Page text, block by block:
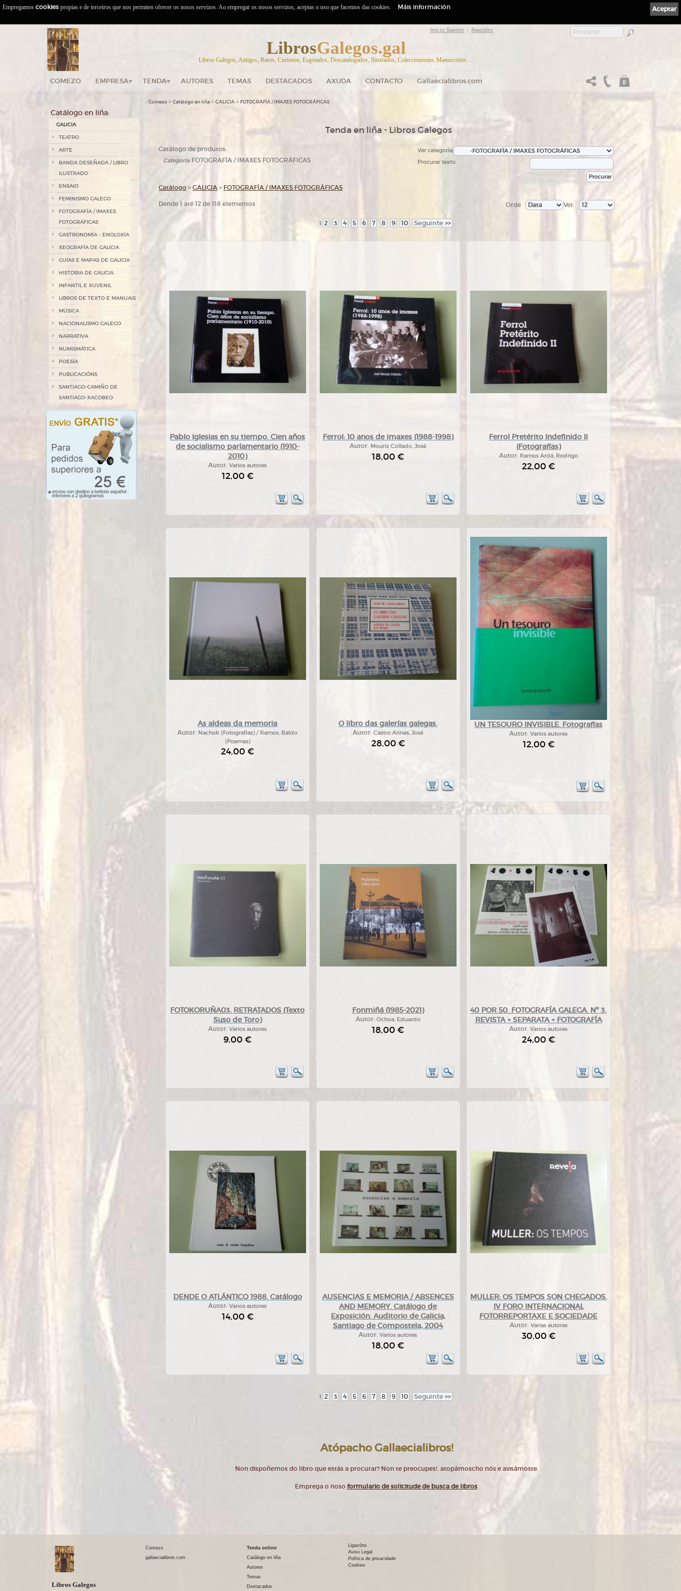
Inicio Sesión Rexistro
LibrosGalegos.gal
Libros Galegos, Antigos, Raros, Curiosos, Esgotados, Descatalogados, Ilustrados, Coleccionismo, Manuscritos, ...
COMEZO EMPRESA TENDA AUTORES TEMAS DESTACADOS AXUDA CONTACTO Gallaecialibros.com 0
Catálogo en liña:
GALICIA
TEATRO
ARTE
BANDA DESEÑADA / LIBRO
ILUSTRADO
ENSAIO
FEMINISMO GALEGO
FOTOGRAFÍA / IMAXES
FOTOGRÁFICAS
GASTRONOMÍA - ENOLOXÍA
XEOGRAFÍA DE GALICIA
GUÍAS E MAPAS DE GALICIA
HISTORIA DE GALICIA
INFANTIL E XUVENIL
LIBROS DE TEXTO E MANUAIS
MÚSICA
NACIONALISMO GALEGO
NARRATIVA
NUMISMÁTICA
POESÍA
PUBLICACIÓNS
SANTIAGO-CAMIÑO DE
SANTIAGO-XACOBEO
:: Comezo > Catálogo en liña > GALICIA > FOTOGRAFÍA / IMAXES FOTOGRÁFICAS
Tenda en liña - Libros Galegos
Catálogo de produtos:
Categoría:FOTOGRAFÍA / IMAXES FOTOGRÁFICAS
Ver categoría:
Procurar texto:
Catálogo > GALICIA > FOTOGRAFÍA / IMAXES FOTOGRÁFICAS
Dende 1 até 12 de 118 elementos Ver:
Orde
1 2 3 4 5 6 7 8 9 10 Seguinte >>
Pablo Iglesias en su tiempo. Cien años
de socialismo parlamentario (1910-
2010)
Autor:Varios autores
12,00 €
Ferrol: 10 anos de imaxes (1988-1998)
Autor: Mouriz Collado, José
18,00 €
Ferrol Pretérito Indefinido II
(Fotografías)
Autor: Ramos Ardá, Rodrigo
22,00 €
As aldeas da memoria
Autor: Nachok (Fotografías) / Ramos, Baldo
(Poemas)
24,00 €
O libro das galerías galegas.
Autor:Castro Arines, José
28,00 €
UN TESOURO INVISIBLE. Fotografías
Autor:Varios autores
12,00 €
FOTOKORUÑA03. RETRATADOS (Texto
Suso de Toro)
Autor:Varios autores
9,00 €
Fonmiñá (1985-2021)
Autor: Ochoa, Eduardo
18,00 €
40 POR 50. FOTOGRAFÍA GALEGA. Nº 3.
REVISTA + SEPARATA + FOTOGRAFÍA
Autor:Varios autores
24,00 €
DENDE O ATLÁNTICO 1988. Catálogo
Autor:Varios autores
14,00 €
AUSENCIAS E MEMORIA / ABSENCES
AND MEMORY. Catálogo de
Exposición. Auditorio de Galicia,
Santiago de Compostela, 2004
Autor:Varios autores
18,00 €
MULLER: OS TEMPOS SON CHEGADOS.
IV FORO INTERNACIONAL
FOTORREPORTAXE E SOCIEDADE
Autor: Varias autoras
30,00 €
1 2 3 4 5 6 7 8 9 10 Seguinte >>
Atópacho Gallaecialibros!
Non dispoñemos do libro que estás a procurar? Non te preocupes!, atopámoscho nós e avisámoste.
Emprega o noso formulario de solicitude de busca de libros.
Libros Galegos
Comezo
gallaecialibros.com
Tenda online
Catálogo en liña
Autores
Temas
Destacados
Ligazóns
Aviso Legal
Política de privacidade
Cookies
Aceptar
Empregamos cookies propias e de terceiros que nos permiten ofrecer os nosos servizos. Ao empregar os nosos servizos, aceptas o uso que facemos das cookies. Máis información